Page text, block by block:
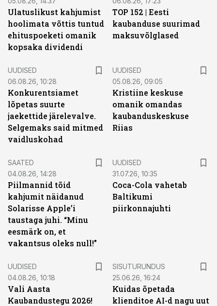
Ulatuslikust kahjumist
hoolimata võttis tuntud
ehituspoeketi omanik
kopsaka dividendi
TOP 152 | Eesti
kaubanduse suurimad
maksuvõlglased
UUDISED
06.08.26, 10:28
Konkurentsiamet
lõpetas suurte
jaekettide järelevalve.
Selgemaks said mitmed
vaidluskohad
UUDISED
05.08.26, 09:05
Kristiine keskuse
omanik omandas
kaubanduskeskuse
Riias
SAATED
04.08.26, 14:28
Piilmannid tõid
kahjumit näidanud
Solarisse Apple’i
taustaga juhi. “Minu
eesmärk on, et
vakantsus oleks null!”
UUDISED
31.07.26, 10:35
Coca-Cola vahetab
Baltikumi
piirkonnajuhti
UUDISED
04.08.26, 10:18
Vali Aasta
Kaubandustegu 2026!
SISUTURUNDUS
25.06.26, 16:24
Kuidas õpetada
klienditoe AI-d nagu uut